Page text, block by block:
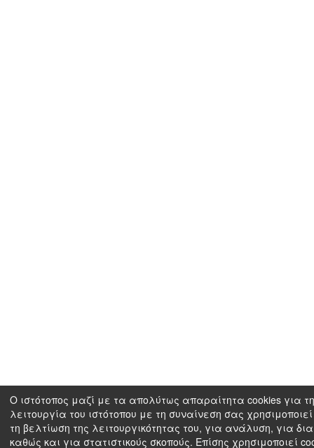
Ο ιστότοπος μαζί με τα απολύτως απαραίτητα cookies για
λειτουργία του ιστότοπου με τη συναίνεση σας
τη βελτίωση της λειτουργικότητας του, για ανάλυση, για
καθώς και για στατιστικούς σκοπούς. Επίσης χρησιμοποιεί